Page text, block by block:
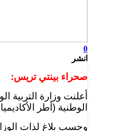
0
انشر
صحراء بينتي تريس:
الوطنية (أطر الأكاديميات سابقا، الذين